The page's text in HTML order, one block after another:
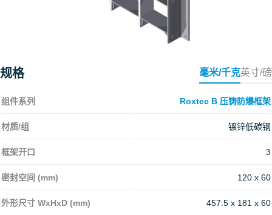
规格 毫米/千克英寸/磅
组件系列 Roxtec B 压铸防爆框架
材质/组 镀锌低碳钢
框架开口 3
密封空间 (mm) 120 x 60
外形尺寸 WxHxD (mm) 457.5 x 181 x 60